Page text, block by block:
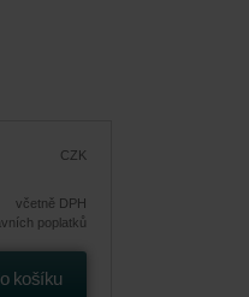
CZK
včetně DPH
poplatků
košíku